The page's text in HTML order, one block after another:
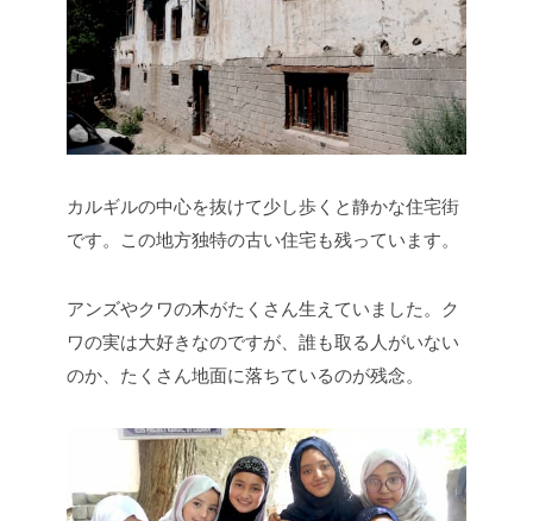
カルギルの中心を抜けて少し歩くと静かな住宅街
です。この地方独特の古い住宅も残っています。
アンズやクワの木がたくさん生えていました。ク
ワの実は大好きなのですが、誰も取る人がいない
のか、たくさん地面に落ちているのが残念。